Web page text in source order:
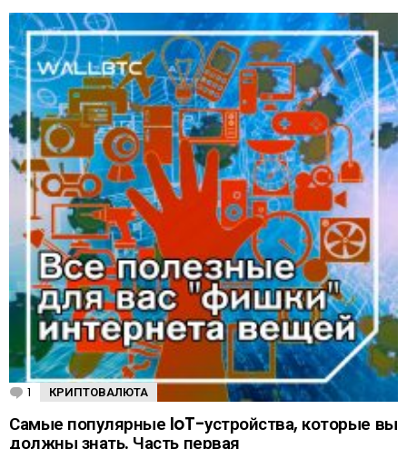
1
м
м
КРИПТОВАЛЮТА
Самые популярные IoT-устройства, которые вы
должны знать. Часть первая